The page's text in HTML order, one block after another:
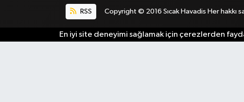
RSS Copyright © 2016 Sıcak Havadis Her hakkı
En iyi site deneyimi sağlamak için çerezlerden